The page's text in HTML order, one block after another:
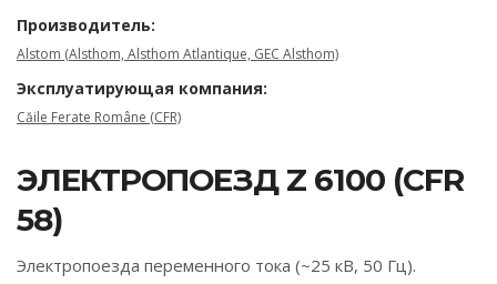
Производитель:
Alstom (Alsthom, Alsthom Atlantique, GEC Alsthom)
Эксплуатирующая компания:
Căile Ferate Române (CFR)
ЭЛЕКТРОПОЕЗД Z 6100 (CFR
58)
Электропоезда переменного тока (~25 кВ, 50 Гц).